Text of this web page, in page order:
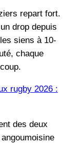
repart fort.
drop depuis
siens à 10-
chaque
rugby 2026 :
des deux